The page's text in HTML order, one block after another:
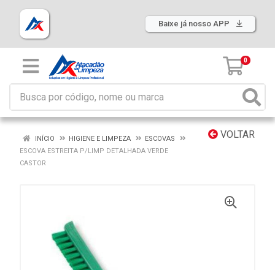
Baixe já nosso APP
0
VOLTAR
INÍCIO HIGIENE E LIMPEZA
ESCOVAS
ESCOVA ESTREITA P/LIMP DETALHADA VERDE
CASTOR